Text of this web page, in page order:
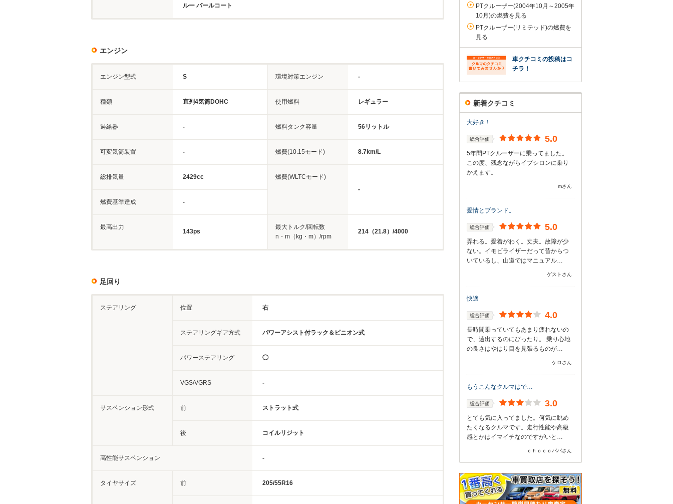
ルー パールコート
エンジン
エンジン型式 S 環境対策エンジン -
種類 直列4気筒DOHC 使用燃料 レギュラー
過給器 - 燃料タンク容量 56リットル
可変気筒装置 - 燃費(10.15モード) 8.7km/L
総排気量 2429cc
燃費(WLTCモード)
-
燃費基準達成
-
最高出力
143ps
最大トルク/回転数
n・m（kg・m）/rpm
214（21.8）/4000
足回り
ステアリング 位置 右
ステアリングギア方式 パワーアシスト付ラック＆ピニオン式
パワーステアリング ◯
VGS/VGRS -
サスペンション形式 前 ストラット式
後 コイルリジット
高性能サスペンション -
タイヤサイズ 前 205/55R16
PTクルーザー(2004年10月～2005年
10月)の燃費を見る
PTクルーザー(リミテッド)の燃費を
見る
車クチコミの投稿はコ
チラ！
新着クチコミ
大好き！
総合評価 5.0
5年間PTクルーザーに乗ってました。
この度、残念ながらイプシロンに乗り
かえます。
mさん
愛情とブランド。
総合評価 5.0
弄れる。愛着がわく。丈夫。故障が少
ない。イモビライザーだって昔からつ
いているし、山道ではマニュアル…
ゲストさん
快適
総合評価 4.0
長時間乗っていてもあまり疲れないの
で、遠出するのにぴったり。 乗り心地
の良さはやはり目を見張るものが…
ケロさん
もうこんなクルマはで…
総合評価 3.0
とても気に入ってました。何気に眺め
たくなるクルマです。走行性能や高級
感とかはイマイチなのですがいと…
ｃｈｏｃｏパパさん